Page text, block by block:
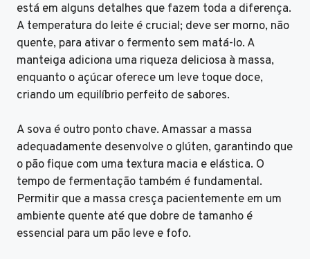
está em alguns detalhes que fazem toda a diferença.
A temperatura do leite é crucial; deve ser morno, não
quente, para ativar o fermento sem matá-lo. A
manteiga adiciona uma riqueza deliciosa à massa,
enquanto o açúcar oferece um leve toque doce,
criando um equilíbrio perfeito de sabores.
A sova é outro ponto chave. Amassar a massa
adequadamente desenvolve o glúten, garantindo que
o pão fique com uma textura macia e elástica. O
tempo de fermentação também é fundamental.
Permitir que a massa cresça pacientemente em um
ambiente quente até que dobre de tamanho é
essencial para um pão leve e fofo.